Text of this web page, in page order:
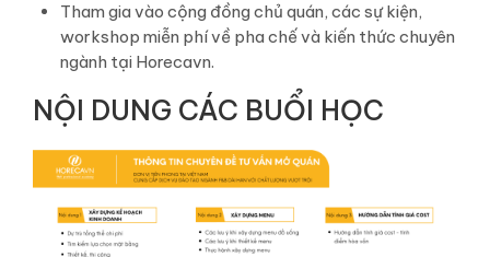
Tham gia vào cộng đồng chủ quán, các sự kiện,
workshop miễn phí về pha chế và kiến thức chuyên
ngành tại Horecavn.
NỘI DUNG CÁC BUỔI HỌC